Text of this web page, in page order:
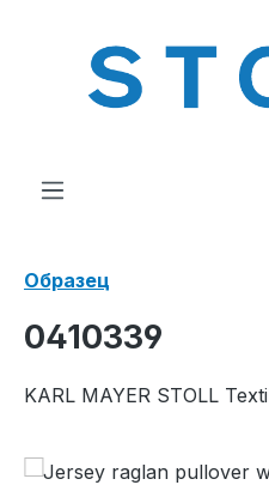
Образец
0410339
KARL MAYER STOLL
Пропустить галерею